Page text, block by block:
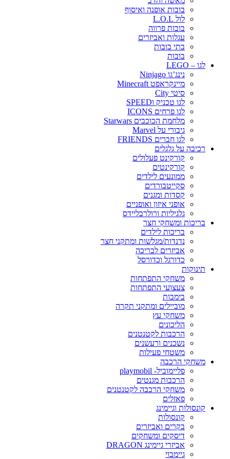
בובות אופנה ואיסוף
לול L.O.L
בובות פרווה
עגלות ואביזרים
בתי בובות
בובות
לגו – LEGO
נינג’גו Ninjago
מיינקראפט Minecraft
סיטי City
לגו טכניק וSPEED
לגו פרחים ICONS
מלחמת הכוכבים Starwars
גיבורי על Marvel
לגו חברים FRIENDS
רכיבה על גלגלים
קורקינט פעלולים
קורקינטים
ממונעים לילדים
סקייטבורדים
קסדות ומגנים
אופני איזון ואופניים
גלגיליות ורולרבליידס
בריכות ומשחקי חצר
בריכות לילדים
נדנדות/מגלשות ומתקני חצר
אביזרים לבריכה
כדורגל וכדורסל
תינוקות
משחקי התפתחות
צעצועי התפתחות
בימבות
מוביילים ומתקני תקרה
משחקי עץ
הליכונים
הרכבות לקטנטנים
נשכנים ורעשנים
משטחי פעילות
משחקי הרכבה
פליימוביל- playmobil
הרכבות מגנטים
משחקי הרכבה לקטנטנים
פאזלים
קונסולות וגיימינג
קונסולות
בקרים ואביזרים
דיסקים ומשחקים
אביזרי גיימינג DRAGON
גיימבוי